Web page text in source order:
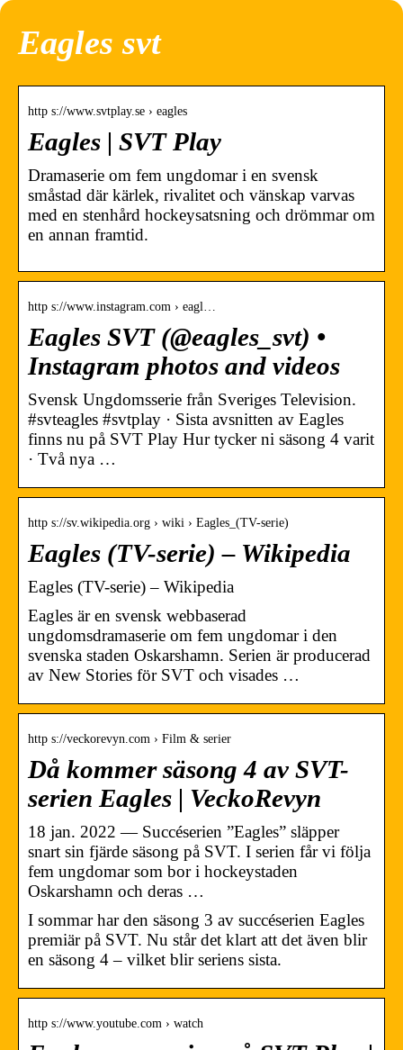
Eagles svt
http s://www.svtplay.se › eagles
Eagles | SVT Play
Dramaserie om fem ungdomar i en svensk
småstad där kärlek, rivalitet och vänskap varvas
med en stenhård hockeysatsning och drömmar om
en annan framtid.
http s://www.instagram.com › eagl…
Eagles SVT (@eagles_svt) •
Instagram photos and videos
Svensk Ungdomsserie från Sveriges Television.
#svteagles #svtplay · Sista avsnitten av Eagles
finns nu på SVT Play Hur tycker ni säsong 4 varit
· Två nya …
http s://sv.wikipedia.org › wiki › Eagles_(TV-serie)
Eagles (TV-serie) – Wikipedia
Eagles (TV-serie) – Wikipedia
Eagles är en svensk webbaserad
ungdomsdramaserie om fem ungdomar i den
svenska staden Oskarshamn. Serien är producerad
av New Stories för SVT och visades …
http s://veckorevyn.com › Film & serier
Då kommer säsong 4 av SVT-
serien Eagles | VeckoRevyn
18 jan. 2022 — Succéserien ”Eagles” släpper
snart sin fjärde säsong på SVT. I serien får vi följa
fem ungdomar som bor i hockeystaden
Oskarshamn och deras …
I sommar har den säsong 3 av succéserien Eagles
premiär på SVT. Nu står det klart att det även blir
en säsong 4 – vilket blir seriens sista.
http s://www.youtube.com › watch